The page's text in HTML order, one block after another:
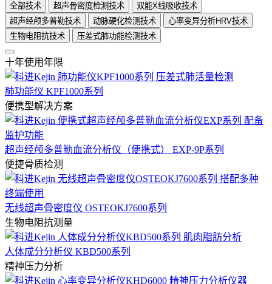
全部技术 超声骨密度检测技术
双能X线吸收技术
超声经颅多普勒技术
动脉硬化检测技术
心率变异分析HRV技术
生物电阻抗技术
压差式肺功能检测技术
十年使用年限
肺功能仪 KPF1000系列
便携型解决方案
超声经颅多普勒血流分析仪（便携式） EXP-9P系列
便捷骨质检测
无线超声骨密度仪 OSTEOKJ7600系列
生物电阻抗测量
人体成分分析仪 KBD500系列
精神压力分析